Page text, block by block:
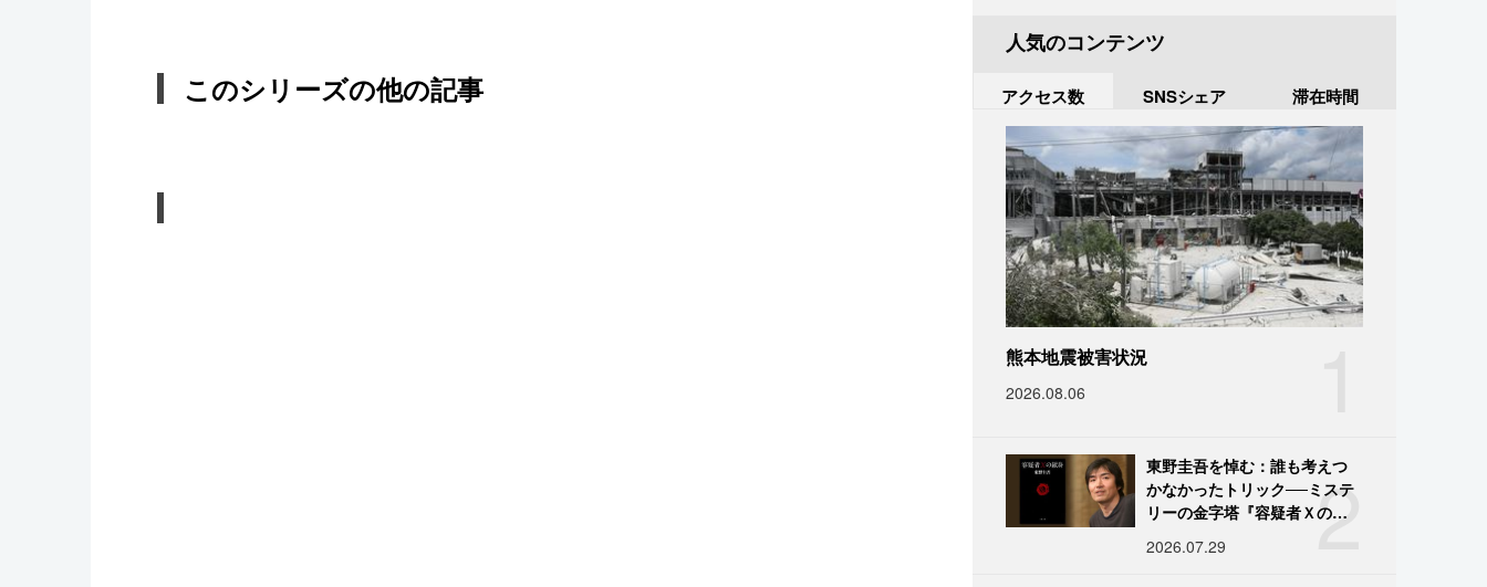
このシリーズの他の記事
人気のコンテンツ
アクセス数 SNSシェア 滞在時間
熊本地震被害状況
2026.08.06
2
東野圭吾を悼む：誰も考えつ
かなかったトリック──ミステ
リーの金字塔『容疑者Ｘの献
2026.07.29